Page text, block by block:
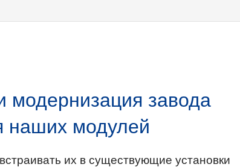
модернизация завода
наших модулей
их в существующие установки